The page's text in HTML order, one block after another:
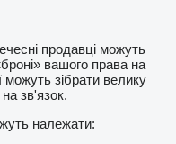
продавці можуть
вашого права на
можуть зібрати велику
зв'язок.
належати: